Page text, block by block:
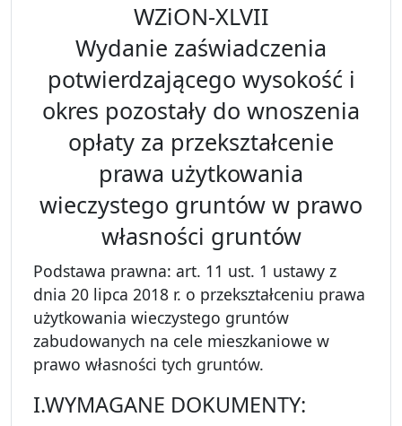
WZiON-XLVII
Wydanie zaświadczenia
potwierdzającego wysokość i
okres pozostały do wnoszenia
opłaty za przekształcenie
prawa użytkowania
wieczystego gruntów w prawo
własności gruntów
Podstawa prawna: art. 11 ust. 1 ustawy z
dnia 20 lipca 2018 r. o przekształceniu prawa
użytkowania wieczystego gruntów
zabudowanych na cele mieszkaniowe w
prawo własności tych gruntów.
I.WYMAGANE DOKUMENTY: